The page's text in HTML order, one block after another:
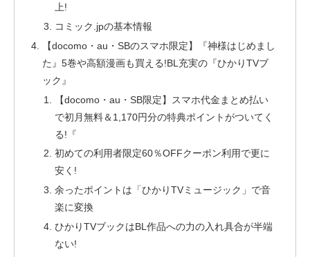
上!
コミック.jpの基本情報
【docomo・au・SBのスマホ限定】『神様はじめまし
た』5巻や高額漫画も買える!BL充実の『ひかりTVブ
ック』
【docomo・au・SB限定】スマホ代金まとめ払い
で初月無料＆1,170円分の特典ポイントがついてく
る!『
初めての利用者限定60％OFFクーポン利用で更に
安く!
余ったポイントは「ひかりTVミュージック」で音
楽に変換
ひかりTVブックはBL作品への力の入れ具合が半端
ない!